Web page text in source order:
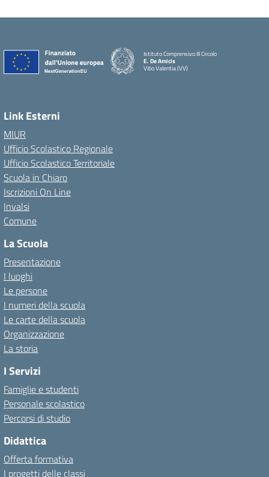
Istituto Comprensivo III Circolo
E. De Amicis
Vibo Valentia (VV)
Link Esterni
MIUR
Ufficio Scolastico Regionale
Ufficio Scolastico Territoriale
Scuola in Chiaro
Iscrizioni On Line
Invalsi
Comune
La Scuola
Presentazione
I luoghi
Le persone
I numeri della scuola
Le carte della scuola
Organizzazione
La storia
I Servizi
Famiglie e studenti
Personale scolastico
Percorsi di studio
Didattica
Offerta formativa
I progetti delle classi